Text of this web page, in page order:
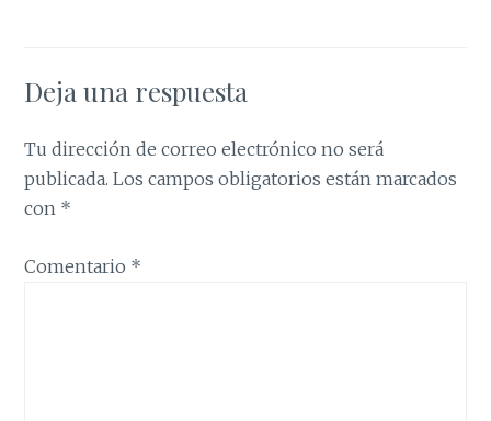
Deja una respuesta
Tu dirección de correo electrónico no será
publicada. Los campos obligatorios están marcados
con *
Comentario *